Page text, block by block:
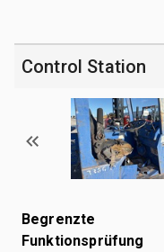
Control Station
Begrenzte
Funktionsprüfung